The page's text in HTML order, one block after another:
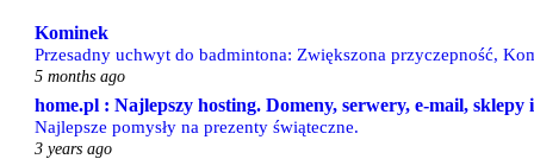
Kominek
Przesadny uchwyt do badmintona: Zwiększona przyczepność,
5 months ago
home.pl : Najlepszy hosting. Domeny, serwery, e-mail, sklepy
Najlepsze pomysły na prezenty świąteczne.
3 years ago